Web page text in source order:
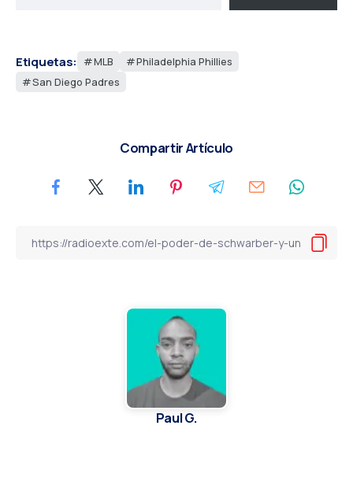
Etiquetas: MLB
Philadelphia Phillies
San Diego Padres
Compartir Artículo
Paul G.